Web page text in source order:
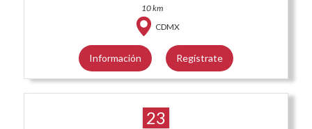
10 km
CDMX
Información Regístrate
23